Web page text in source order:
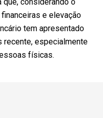
e elevação
tem apresentado
recente, especialmente
físicas.